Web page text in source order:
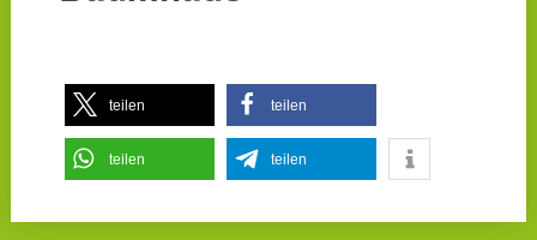
teilen teilen
teilen teilen